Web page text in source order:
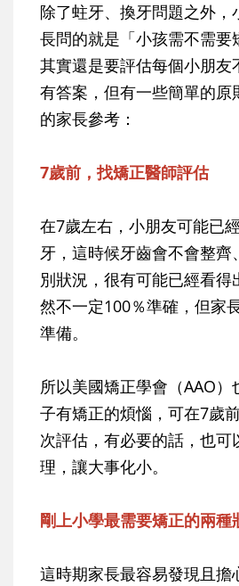
除了蛀牙、換牙問題之外，
長問的就是「小孩需不需要
其實還是要評估每個小朋友
有答案，但有一些簡單的原
的家長參考：
7歲前，找矯正醫師評估
在7歲左右，小朋友可能已
牙，這時候牙齒會不會整齊
別狀況，很有可能已經看得
然不一定100％準確，但家
準備。
所以美國矯正學會（AAO
子有矯正的煩惱，可在7歲
次評估，有必要的話，也可
理，讓大事化小。
剛上小學最需要矯正的兩種
這時期家長最容易發現且擔